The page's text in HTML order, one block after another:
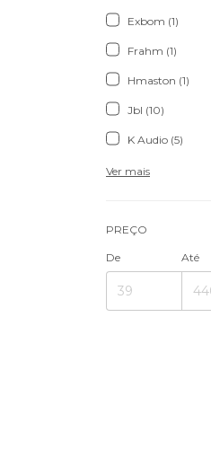
Exbom (1)
Frahm (1)
Hmaston (1)
Jbl (10)
K Audio (5)
Ver mais
PREÇO
De Até